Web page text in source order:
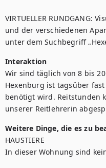
VIRTUELLER RUNDGANG:
und der verschiedenen
unter dem Suchbegriff
Interaktion
Wir sind täglich von 8 bis
Hexenburg ist tagsüber
benötigt wird. Reitstunden
unserer Reitlehrerin
Weitere Dinge, die es zu
HAUSTIERE
In dieser Wohnung sind